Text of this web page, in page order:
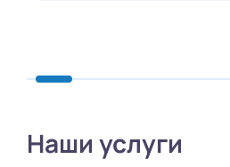
Наши услуги